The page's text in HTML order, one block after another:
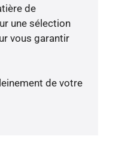
de
une sélection
vous garantir
de votre